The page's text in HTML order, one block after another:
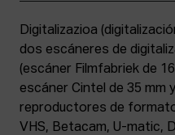
Digitalizazioa
dos escáneres de
(escáner Filmfabriek de
escáner Cintel de 35 mm
reproductores de
VHS, Betacam, U-matic,